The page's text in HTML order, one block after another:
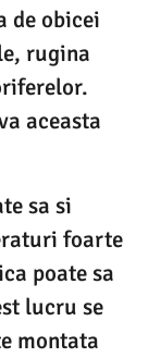
de obicei
rugina
aceasta
sa si
foarte
poate sa
lucru se
montata